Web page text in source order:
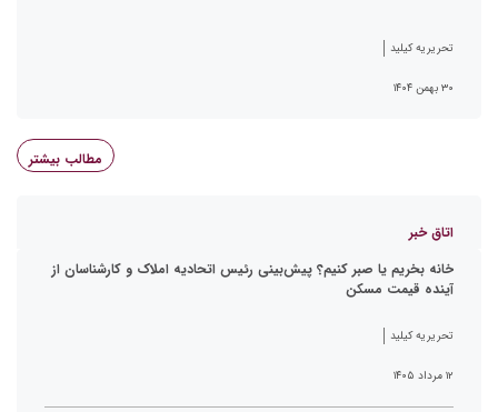
تحریریه کیلید
۳۰ بهمن ۱۴۰۴
مطالب بیشتر
اتاق خبر
خانه بخریم یا صبر کنیم؟ پیش‌بینی رئیس اتحادیه املاک و کارشناسان از
آینده قیمت مسکن
تحریریه کیلید
۱۲ مرداد ۱۴۰۵